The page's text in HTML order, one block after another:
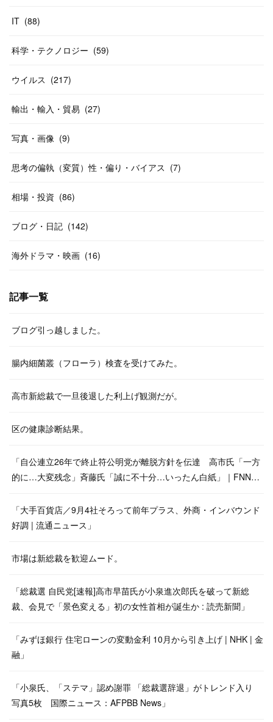
IT (88)
科学・テクノロジー (59)
ウイルス (217)
輸出・輸入・貿易 (27)
写真・画像 (9)
思考の偏執（変質）性・偏り・バイアス (7)
相場・投資 (86)
ブログ・日記 (142)
海外ドラマ・映画 (16)
記事一覧
ブログ引っ越しました。
腸内細菌叢（フローラ）検査を受けてみた。
高市新総裁で一旦後退した利上げ観測だが。
区の健康診断結果。
「自公連立26年で終止符公明党が離脱方針を伝達 高市氏「一方
的に…大変残念」斉藤氏「誠に不十分…いったん白紙」｜FNN…
「大手百貨店／9月4社そろって前年プラス、外商・インバウンド
好調 | 流通ニュース」
市場は新総裁を歓迎ムード。
「総裁選 自民党[速報]高市早苗氏が小泉進次郎氏を破って新総
裁、会見で「景色変える」初の女性首相が誕生か : 読売新聞」
「みずほ銀行 住宅ローンの変動金利 10月から引き上げ | NHK | 金
融」
「小泉氏、「ステマ」認め謝罪 「総裁選辞退」がトレンド入り
写真5枚 国際ニュース：AFPBB News」